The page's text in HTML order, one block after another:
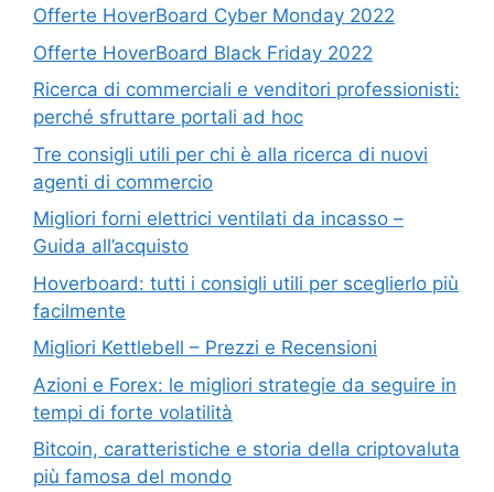
Offerte HoverBoard Cyber Monday 2022
Offerte HoverBoard Black Friday 2022
Ricerca di commerciali e venditori professionisti:
perché sfruttare portali ad hoc
Tre consigli utili per chi è alla ricerca di nuovi
agenti di commercio
Migliori forni elettrici ventilati da incasso –
Guida all’acquisto
Hoverboard: tutti i consigli utili per sceglierlo più
facilmente
Migliori Kettlebell – Prezzi e Recensioni
Azioni e Forex: le migliori strategie da seguire in
tempi di forte volatilità
Bitcoin, caratteristiche e storia della criptovaluta
più famosa del mondo